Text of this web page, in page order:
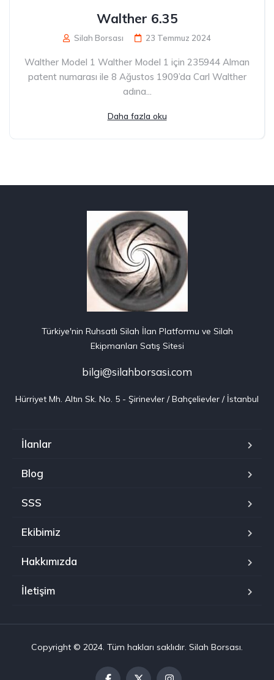
Walther 6.35
Silah Borsası 23 Temmuz 2024
Walther Model 1 Walther Model 1 için 235944 Alman
patent numarası ile 8 Ağustos 1909’da Carl Walther
adına...
Daha fazla oku
Türkiye'nin Ruhsatlı Silah İlan Platformu ve Silah
Ekipmanları Satış Sitesi
bilgi@silahborsasi.com
Hürriyet Mh. Altın Sk. No. 5 - Şirinevler / Bahçelievler / İstanbul
İlanlar
Blog
SSS
Ekibimiz
Hakkımızda
İletişim
Copyright © 2024. Tüm hakları saklıdır. Silah Borsası.